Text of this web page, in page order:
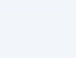
Diketahui segitiga